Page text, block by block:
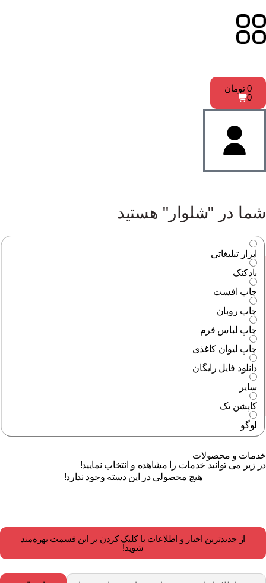
0 تومان
0
شما در "شلوار" هستید
ابزار تبلیغاتی
بادکنک
چاپ افست
چاپ روبان
چاپ لباس فرم
چاپ لیوان کاغذی
دانلود فایل رایگان
سایر
کاپشن تک
لوگو
خدمات و محصولات
در زیر می توانید خدمات را مشاهده و انتخاب نمایید!
هیچ محصولی در این دسته وجود ندارد!
از جدیدترین اخبار و اطلاعات با کلیک کردن بر این قسمت بهره‌مند
شوید!